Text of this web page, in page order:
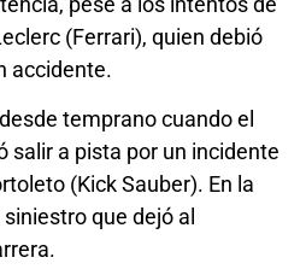
(Ferrari), quien debió
accidente.
temprano cuando el
salir a pista por un incidente
(Kick Sauber). En la
que dejó al